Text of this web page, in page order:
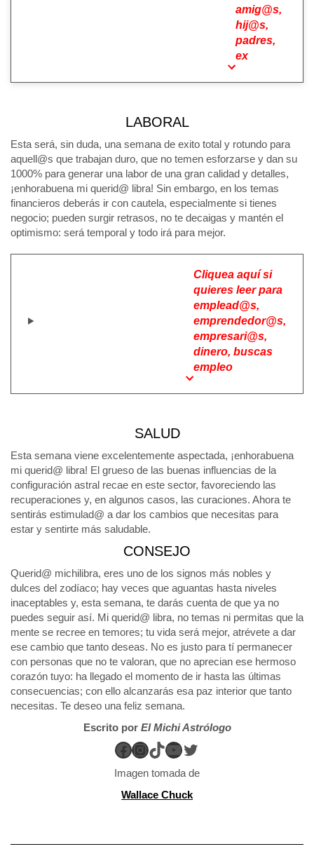
amig@s,
hij@s,
padres,
ex
LABORAL
Esta será, sin duda, una semana de exito total y rotundo para
aquell@s que trabajan duro, que no temen esforzarse y dan su
1000% para generar una labor de una gran calidad y detalles,
¡enhorabuena mi querid@ libra! Sin embargo, en los temas
financieros deberás ir con cautela, especialmente si tienes
negocio; pueden surgir retrasos, no te decaigas y mantén el
optimismo: será temporal y todo irá para mejor.
Cliquea aquí si
quieres leer para
emplead@s,
emprendedor@s,
empresari@s,
dinero, buscas
empleo
SALUD
Esta semana viene excelentemente aspectada, ¡enhorabuena
mi querid@ libra! El grueso de las buenas influencias de la
configuración astral recae en este sector, favoreciendo las
recuperaciones y, en algunos casos, las curaciones. Ahora te
sentirás estimulad@ a dar los cambios que necesitas para
estar y sentirte más saludable.
CONSEJO
Querid@ michilibra, eres uno de los signos más nobles y
dulces del zodíaco; hay veces que aguantas hasta niveles
inaceptables y, esta semana, te darás cuenta de que ya no
puedes seguir así. Mi querid@ libra, no temas ni permitas que la
mente se recree en temores; tu vida será mejor, atrévete a dar
ese cambio que tanto deseas. No es justo para tí permanecer
con personas que no te valoran, que no aprecian ese hermoso
corazón tuyo: ha llegado el momento de ir hasta las últimas
consecuencias; con ello alcanzarás esa paz interior que tanto
necesitas. Te deseo una feliz semana.
Escrito por El Michi Astrólogo
Facebook
Instagram
TikTok
YouTube
Twitter
Imagen tomada de
Wallace Chuck